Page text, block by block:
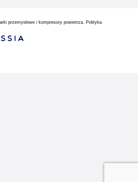
przemysłowe i kompresory powietrza. Polityka